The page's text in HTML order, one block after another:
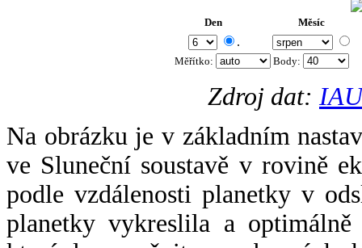
Den Měsíc
.
Měřítko: Body:
Zdroj dat:
Na obrázku je v základním
ve Sluneční soustavě v rovině
podle vzdálenosti planetky v
planetky vykreslila a